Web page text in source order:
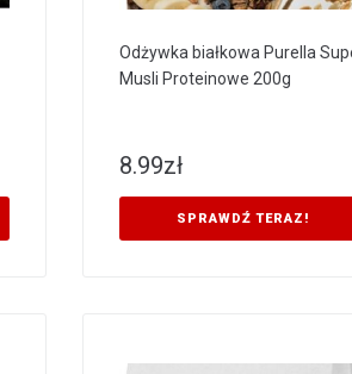
Odżywka białkowa Purella
Musli Proteinowe 200g
8.99zł
SPRAWDŹ TERAZ!